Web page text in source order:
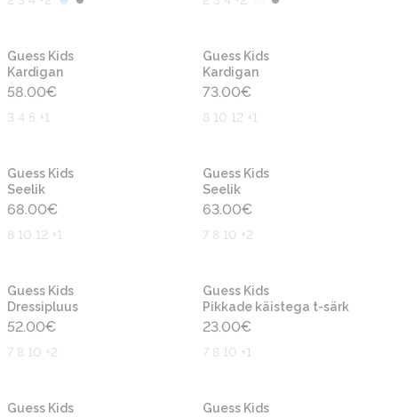
Guess Kids
Kardigan
58.00€
3 4 5 +1
Guess Kids
Kardigan
73.00€
8 10 12 +1
Guess Kids
Seelik
68.00€
8 10 12 +1
Guess Kids
Seelik
63.00€
7 8 10 +2
Guess Kids
Dressipluus
52.00€
7 8 10 +2
Guess Kids
Pikkade käistega t-särk
23.00€
7 8 10 +1
Guess Kids
Guess Kids